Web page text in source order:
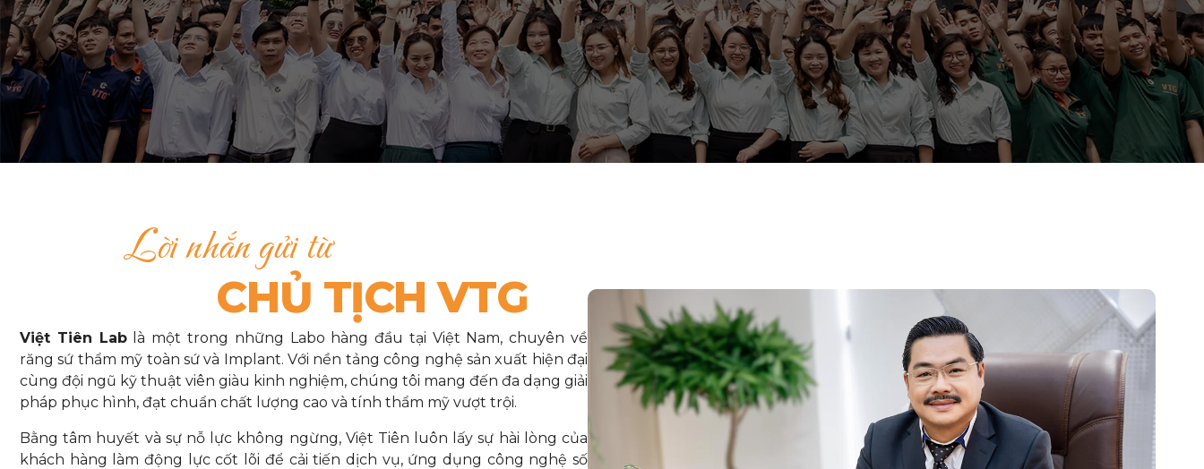
Lời nhắn gửi từ
CHỦ TỊCH VTG
Việt Tiên Lablà một trong những Labo hàng đầu tại Việt Nam, chuyên về
răng sứ thẩm mỹ toàn sứ và Implant. Với nền tảng công nghệ sản xuất hiện đại
cùng đội ngũ kỹ thuật viên giàu kinh nghiệm, chúng tôi mang đến đa dạng giải
pháp phục hình, đạt chuẩn chất lượng cao và tính thẩm mỹ vượt trội.
Bằng tâm huyết và sự nỗ lực không ngừng, Việt Tiên luôn lấy sự hài lòng của
khách hàng làm động lực cốt lõi để cải tiến dịch vụ, ứng dụng công nghệ số